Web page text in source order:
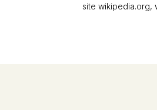
site wikipedia.org,